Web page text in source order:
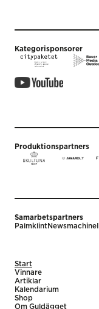
Kategorisponsorer
Produktionspartners
Samarbetspartners
PalmklintNewsmachine
Start
Vinnare
Artiklar
Kalendarium
Shop
Om Guldägget